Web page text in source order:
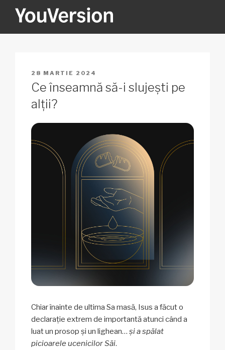
YOUVERSION
PUBLICAT
PE
28 MARTIE 2024
Ce înseamnă să-i slujești pe
alții?
Chiar înainte de ultima Sa masă, Isus a făcut o
declarație extrem de importantă atunci când a
luat un prosop și un lighean… și a spălat
picioarele ucenicilor Săi.